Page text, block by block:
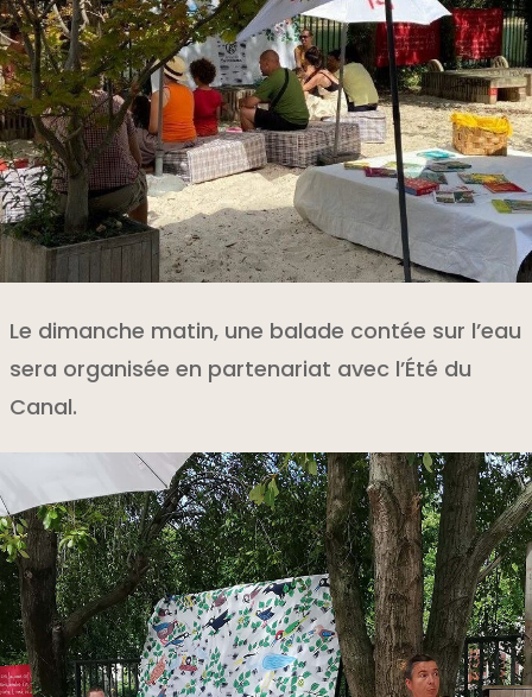
Le dimanche matin, une balade contée sur l’eau
sera organisée en partenariat avec l’Été du
Canal.